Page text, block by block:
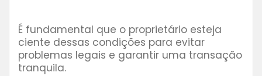
É fundamental que o proprietário esteja
ciente dessas condições para evitar
problemas legais e garantir uma transação
tranquila.